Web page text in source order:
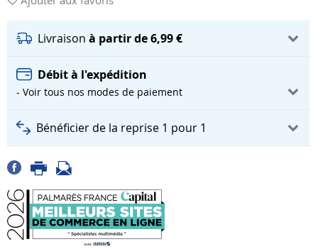
Livraison à partir de 6,99 €
Débit à l'expédition
- Voir tous nos modes de paiement
Bénéficier de la reprise 1 pour 1